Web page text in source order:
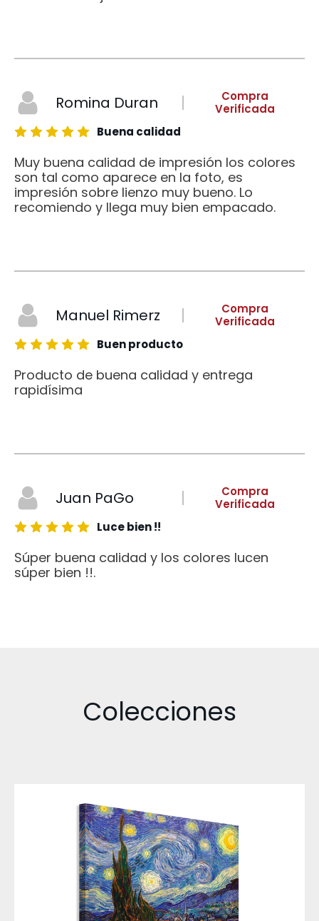
Romina Duran
Compra
Verificada
Buena calidad
Muy buena calidad de impresión los colores
son tal como aparece en la foto, es
impresión sobre lienzo muy bueno. Lo
recomiendo y llega muy bien empacado.
Manuel Rimerz
Compra
Verificada
Buen producto
Producto de buena calidad y entrega
rapidísima
Juan PaGo
Compra
Verificada
Luce bien !!
Súper buena calidad y los colores lucen
súper bien !!.
Colecciones